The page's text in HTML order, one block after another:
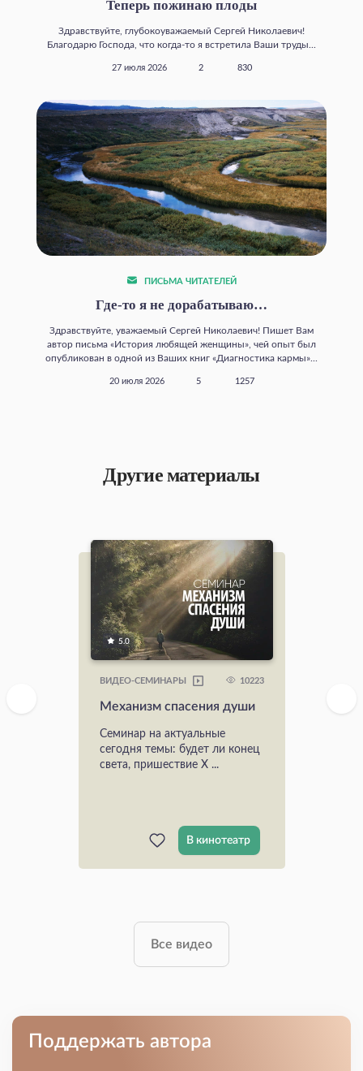
Теперь пожинаю плоды
Здравствуйте, глубокоуважаемый Сергей Николаевич!
Благодарю Господа, что когда‑то я встретила Ваши труды...
27 июля 2026 2 830
ПИСЬМА ЧИТАТЕЛЕЙ
Где‑то я не дорабатываю…
Здравствуйте, уважаемый Сергей Николаевич! Пишет Вам
автор письма «История любящей женщины», чей опыт был
опубликован в одной из Ваших книг «Диагностика кармы»...
20 июля 2026 5 1257
Другие материалы
5.0
ВИДЕО-СЕМИНАРЫ 10223
Механизм спасения души
Семинар на актуальные
сегодня темы: будет ли конец
света, пришествие Х ...
В кинотеатр
Все видео
Поддержать автора